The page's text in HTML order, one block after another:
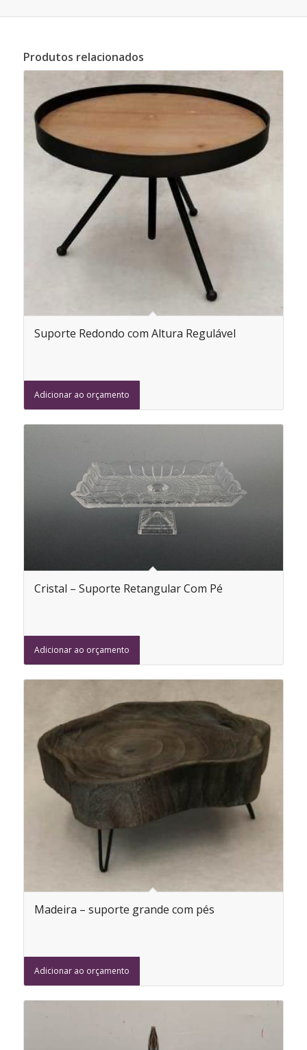
Produtos relacionados
Suporte Redondo com Altura Regulável
Adicionar ao orçamento
Cristal – Suporte Retangular Com Pé
Adicionar ao orçamento
Madeira – suporte grande com pés
Adicionar ao orçamento